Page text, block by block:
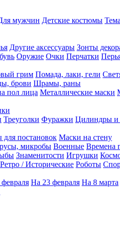
мужчин Детские костюмы
Другие аксессуары Зонты
Оружие Очки Перчатки
грим Помада, лаки, гели
брови Шрамы, раны
пол лица Металлические маски
Треуголки Фуражки Цилиндры и
постановок Маски на стену
микробы Военные Времена
Знаменитости Игрушки
Ретро / Исторические Роботы
На 23 февраля На 8 марта